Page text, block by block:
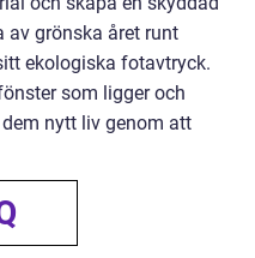
av grönska året runt
ekologiska fotavtryck.
som ligger och
nytt liv genom att